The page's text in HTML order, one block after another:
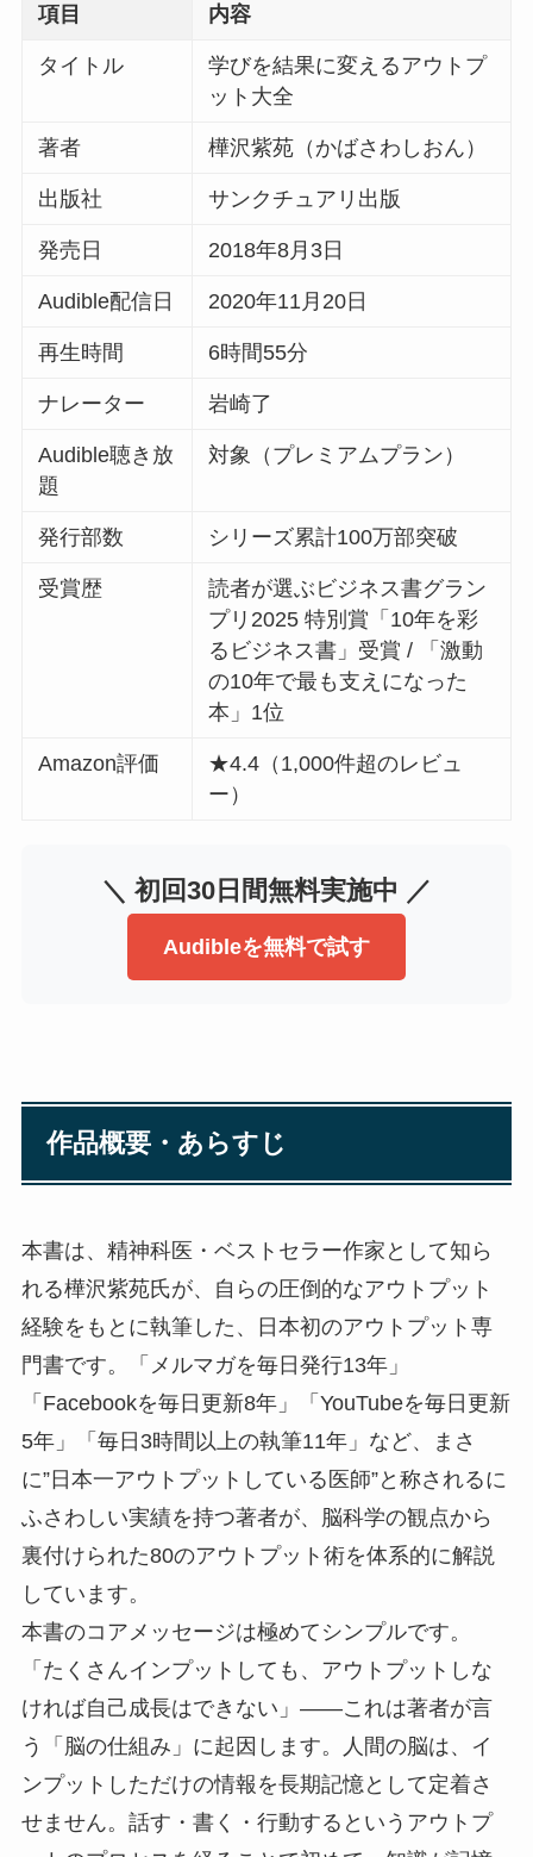
項目
内容
タイトル
学びを結果に変えるアウトプ
ット大全
著者 樺沢紫苑（かばさわしおん）
出版社 サンクチュアリ出版
発売日 2018年8月3日
Audible配信日 2020年11月20日
再生時間 6時間55分
ナレーター 岩崎了
Audible聴き放
題
対象（プレミアムプラン）
発行部数 シリーズ累計100万部突破
受賞歴
読者が選ぶビジネス書グラン
プリ2025 特別賞「10年を彩
るビジネス書」受賞 / 「激動
の10年で最も支えになった
本」1位
Amazon評価
★4.4（1,000件超のレビュ
ー）
＼ 初回30日間無料実施中 ／
Audibleを無料で試す
作品概要・あらすじ
本書は、精神科医・ベストセラー作家として知ら
れる樺沢紫苑氏が、自らの圧倒的なアウトプット
経験をもとに執筆した、日本初のアウトプット専
門書です。「メルマガを毎日発行13年」
「Facebookを毎日更新8年」「YouTubeを毎日更新
5年」「毎日3時間以上の執筆11年」など、まさ
に”日本一アウトプットしている医師”と称されるに
ふさわしい実績を持つ著者が、脳科学の観点から
裏付けられた80のアウトプット術を体系的に解説
しています。
本書のコアメッセージは極めてシンプルです。
「たくさんインプットしても、アウトプットしな
ければ自己成長はできない」——これは著者が言
う「脳の仕組み」に起因します。人間の脳は、イ
ンプットしただけの情報を長期記憶として定着さ
せません。話す・書く・行動するというアウトプ